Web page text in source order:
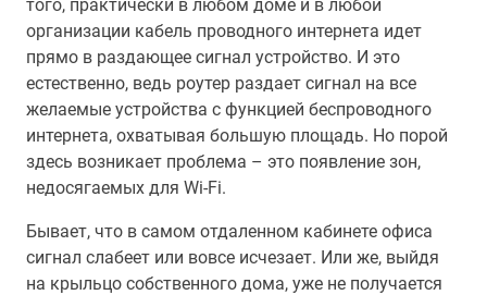
того, практически в любом доме и в любой
организации кабель проводного интернета идет
прямо в раздающее сигнал устройство. И это
естественно, ведь роутер раздает сигнал на все
желаемые устройства с функцией беспроводного
интернета, охватывая большую площадь. Но порой
здесь возникает проблема – это появление зон,
недосягаемых для Wi-Fi.
Бывает, что в самом отдаленном кабинете офиса
сигнал слабеет или вовсе исчезает. Или же, выйдя
на крыльцо собственного дома, уже не получается